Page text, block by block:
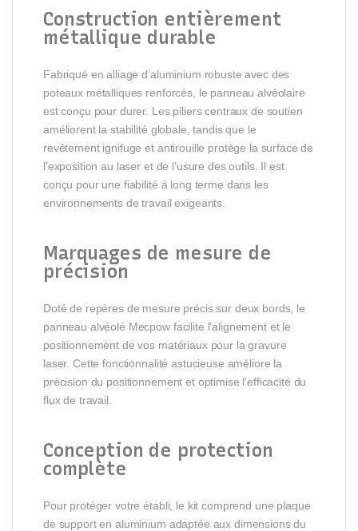
Construction entièrement
métallique durable
Fabriqué en alliage d’aluminium robuste avec des
poteaux métalliques renforcés, le panneau alvéolaire
est conçu pour durer. Les piliers centraux de soutien
améliorent la stabilité globale, tandis que le
revêtement ignifuge et antirouille protège la surface de
l’exposition au laser et de l’usure des outils. Il est
conçu pour une fiabilité à long terme dans les
environnements de travail exigeants.
Marquages de mesure de
précision
Doté de repères de mesure précis sur deux bords, le
panneau alvéolé Mecpow facilite l’alignement et le
positionnement de vos matériaux pour la gravure
laser. Cette fonctionnalité astucieuse améliore la
précision du positionnement et optimise l’efficacité du
flux de travail.
Conception de protection
complète
Pour protéger votre établi, le kit comprend une plaque
de support en aluminium adaptée aux dimensions du